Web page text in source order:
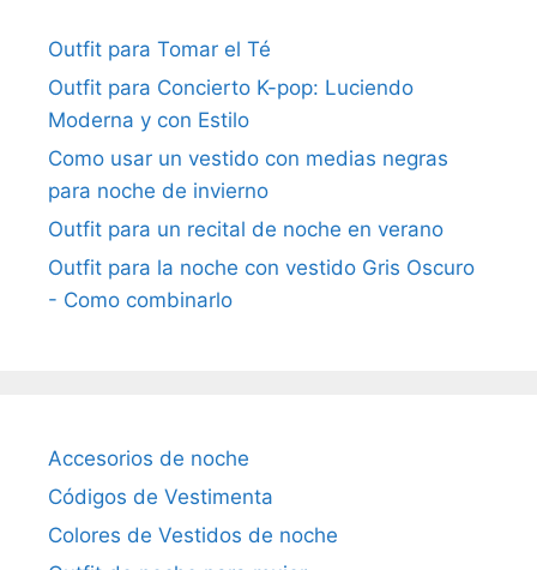
Outfit para Tomar el Té
Outfit para Concierto K-pop: Luciendo
Moderna y con Estilo
Como usar un vestido con medias negras
para noche de invierno
Outfit para un recital de noche en verano
Outfit para la noche con vestido Gris Oscuro
- Como combinarlo
Accesorios de noche
Códigos de Vestimenta
Colores de Vestidos de noche